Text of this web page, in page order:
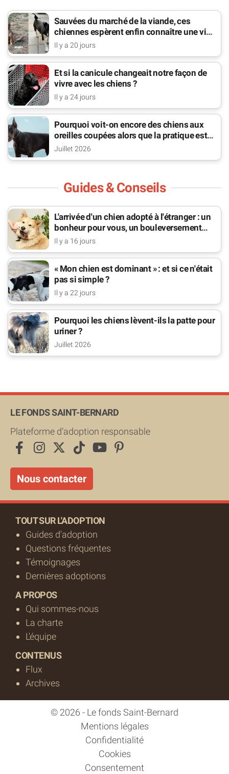
Sauvées du marché de la viande, ces
chiennes espèrent enfin connaître une vie
de famille
Il y a 20 jours
Et si la canicule changeait notre façon de
vivre avec les chiens ?
Il y a 24 jours
Pourquoi voit-on encore des chiens aux
oreilles coupées alors que la pratique est
interdite ?
Juillet 2026
Guides & Conseils
L'arrivée d'un chien adopté à l'étranger : un
bonheur pour vous, un bouleversement
pour lui
Il y a 16 jours
« Mon chien est dominant » : et si ce n'était
pas si simple ?
Il y a 22 jours
Pourquoi les chiens lèvent-ils la patte pour
uriner ?
Juillet 2026
LE FONDS SAINT-BERNARD
Plateforme d’adoption responsable
Nous contacter
TOUT SUR L'ADOPTION
Guides d'adoption
Questions fréquentes
Témoignages
Dernières adoptions
A PROPOS
Qui sommes-nous
La charte
L'équipe
CONTENUS
Flux
Archives
© 2026 - Le fonds Saint-Bernard
Mentions légales
Confidentialité
Cookies
Consentement